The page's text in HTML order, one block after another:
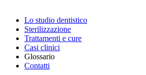
Lo studio dentistico
Sterilizzazione
Trattamenti e cure
Casi clinici
Glossario
Contatti